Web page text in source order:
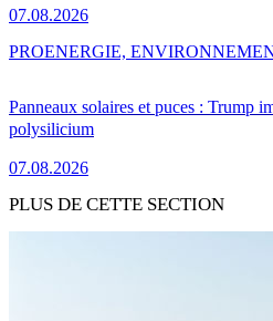
07.08.2026
Panneaux solaires et puces : Trump
polysilicium
07.08.2026
PROENERGIE,
PLUS DE CETTE SECTION